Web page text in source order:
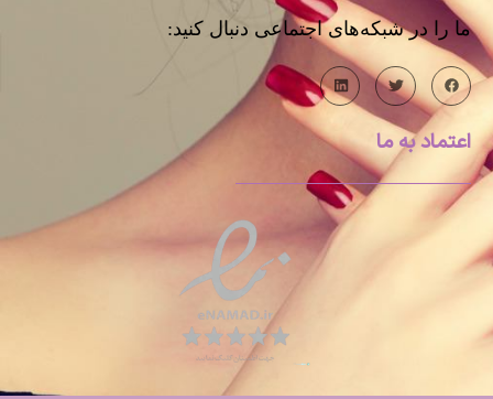
ما را در شبکه‌های اجتماعی دنبال کنید:
اعتماد به ما